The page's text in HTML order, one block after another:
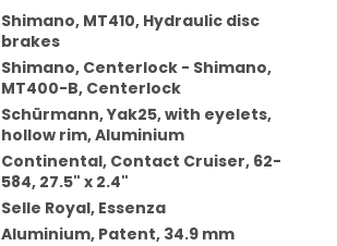
Shimano, MT410, Hydraulic disc
brakes
Shimano, Centerlock - Shimano,
MT400-B, Centerlock
Schürmann, Yak25, with eyelets,
hollow rim, Aluminium
Continental, Contact Cruiser, 62-
584, 27.5" x 2.4"
Selle Royal, Essenza
Aluminium, Patent, 34.9 mm